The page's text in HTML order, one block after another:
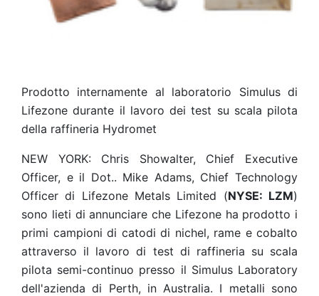
Prodotto internamente al laboratorio Simulus di
Lifezone durante il lavoro dei test su scala pilota
della raffineria Hydromet
NEW YORK: Chris Showalter, Chief Executive
Officer, e il Dot.. Mike Adams, Chief Technology
Officer di Lifezone Metals Limited (NYSE: LZM)
sono lieti di annunciare che Lifezone ha prodotto i
primi campioni di catodi di nichel, rame e cobalto
attraverso il lavoro di test di raffineria su scala
pilota semi-continuo presso il Simulus Laboratory
dell'azienda di Perth, in Australia. I metalli sono